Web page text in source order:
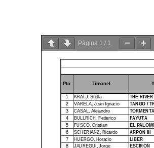
Página 1 / 1